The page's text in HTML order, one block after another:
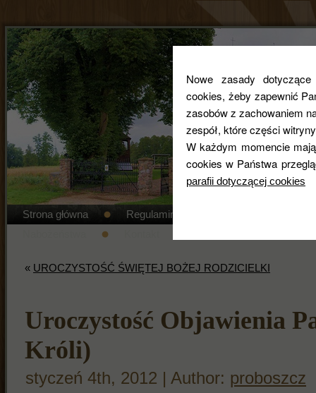
Nowe zasady
cookies, żeby zapewnić
zasobów z zachowaniem
zespół, które części
W każdym momencie
cookies w Państwa
parafii dotyczącej cookies
Strona główna Regulamin cmentarza
« UROCZYSTOŚĆ ŚWIĘTEJ BOŻEJ RODZICIELKI
Uroczystość Objawienia
Króli)
styczeń 4th, 2012 | Author: proboszcz